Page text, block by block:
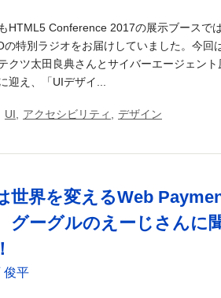
HTML5 Conference 2017の展示ブースで
の特別ラジオをお届けしていました。今回
クツ太田良典さんとサイバーエージェン
迎え、「UIデザイ...
UI アクセシビリティ デザイン
世界を変えるWeb
グーグルのえーじさんに
俊平